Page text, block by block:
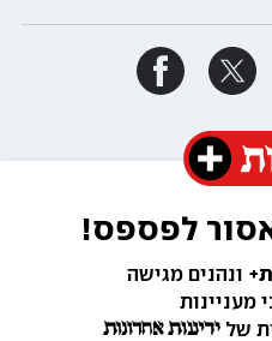
לפספס!
ונהנים מגישה
מעניינות
של